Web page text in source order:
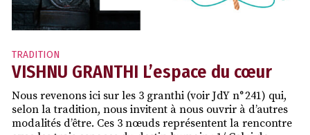
TRADITION
VISHNU GRANTHI L’espace du cœur
Nous revenons ici sur les 3 granthi (voir JdY n° 241) qui,
selon la tradition, nous invitent à nous ouvrir à d’autres
modalités d’être. Ces 3 nœuds représentent la rencontre